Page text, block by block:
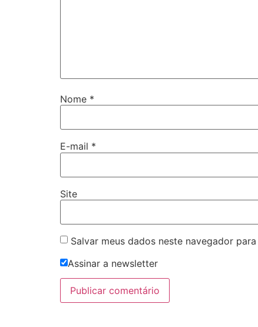
Nome *
E-mail *
Site
Salvar meus dados neste navegador
Assinar a newsletter